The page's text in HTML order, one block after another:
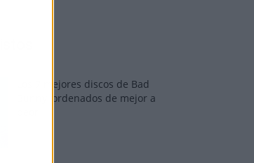
Los 7 mejores discos de Bad
Bunny, ordenados de mejor a